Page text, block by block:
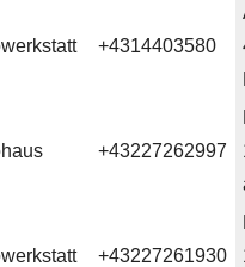
+4314403580
+43227262997
+43227261930